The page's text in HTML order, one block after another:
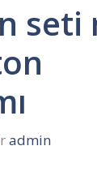
seti
admin